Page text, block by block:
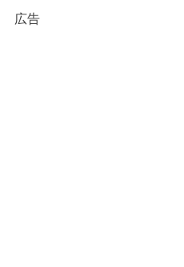
広告